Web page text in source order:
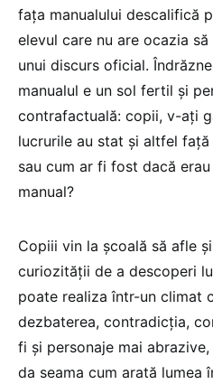
fața manualului descalifică
elevul care nu are ocazia
unui discurs oficial.
manualul e un sol fertil și
contrafactuală: copii, v-ați
lucrurile au stat și altfel
sau cum ar fi fost dacă
manual?
Copiii vin la școală să afle
curiozității de a descoperi
poate realiza într-un climat
dezbaterea, contradicția,
fi și personaje mai
da seama cum arată lumea